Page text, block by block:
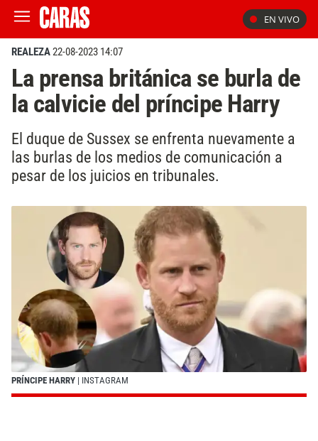
EN VIVO
REALEZA22-08-2023 14:07
La prensa británica se burla de
la calvicie del príncipe Harry
El duque de Sussex se enfrenta nuevamente a
las burlas de los medios de comunicación a
pesar de los juicios en tribunales.
PRÍNCIPE HARRY | INSTAGRAM